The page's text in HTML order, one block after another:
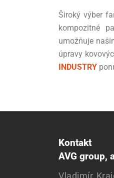
Široký výber
kompozitné
umožňuje
úpravy
INDUSTRY
Kontakt
AVG group,
Vladimír